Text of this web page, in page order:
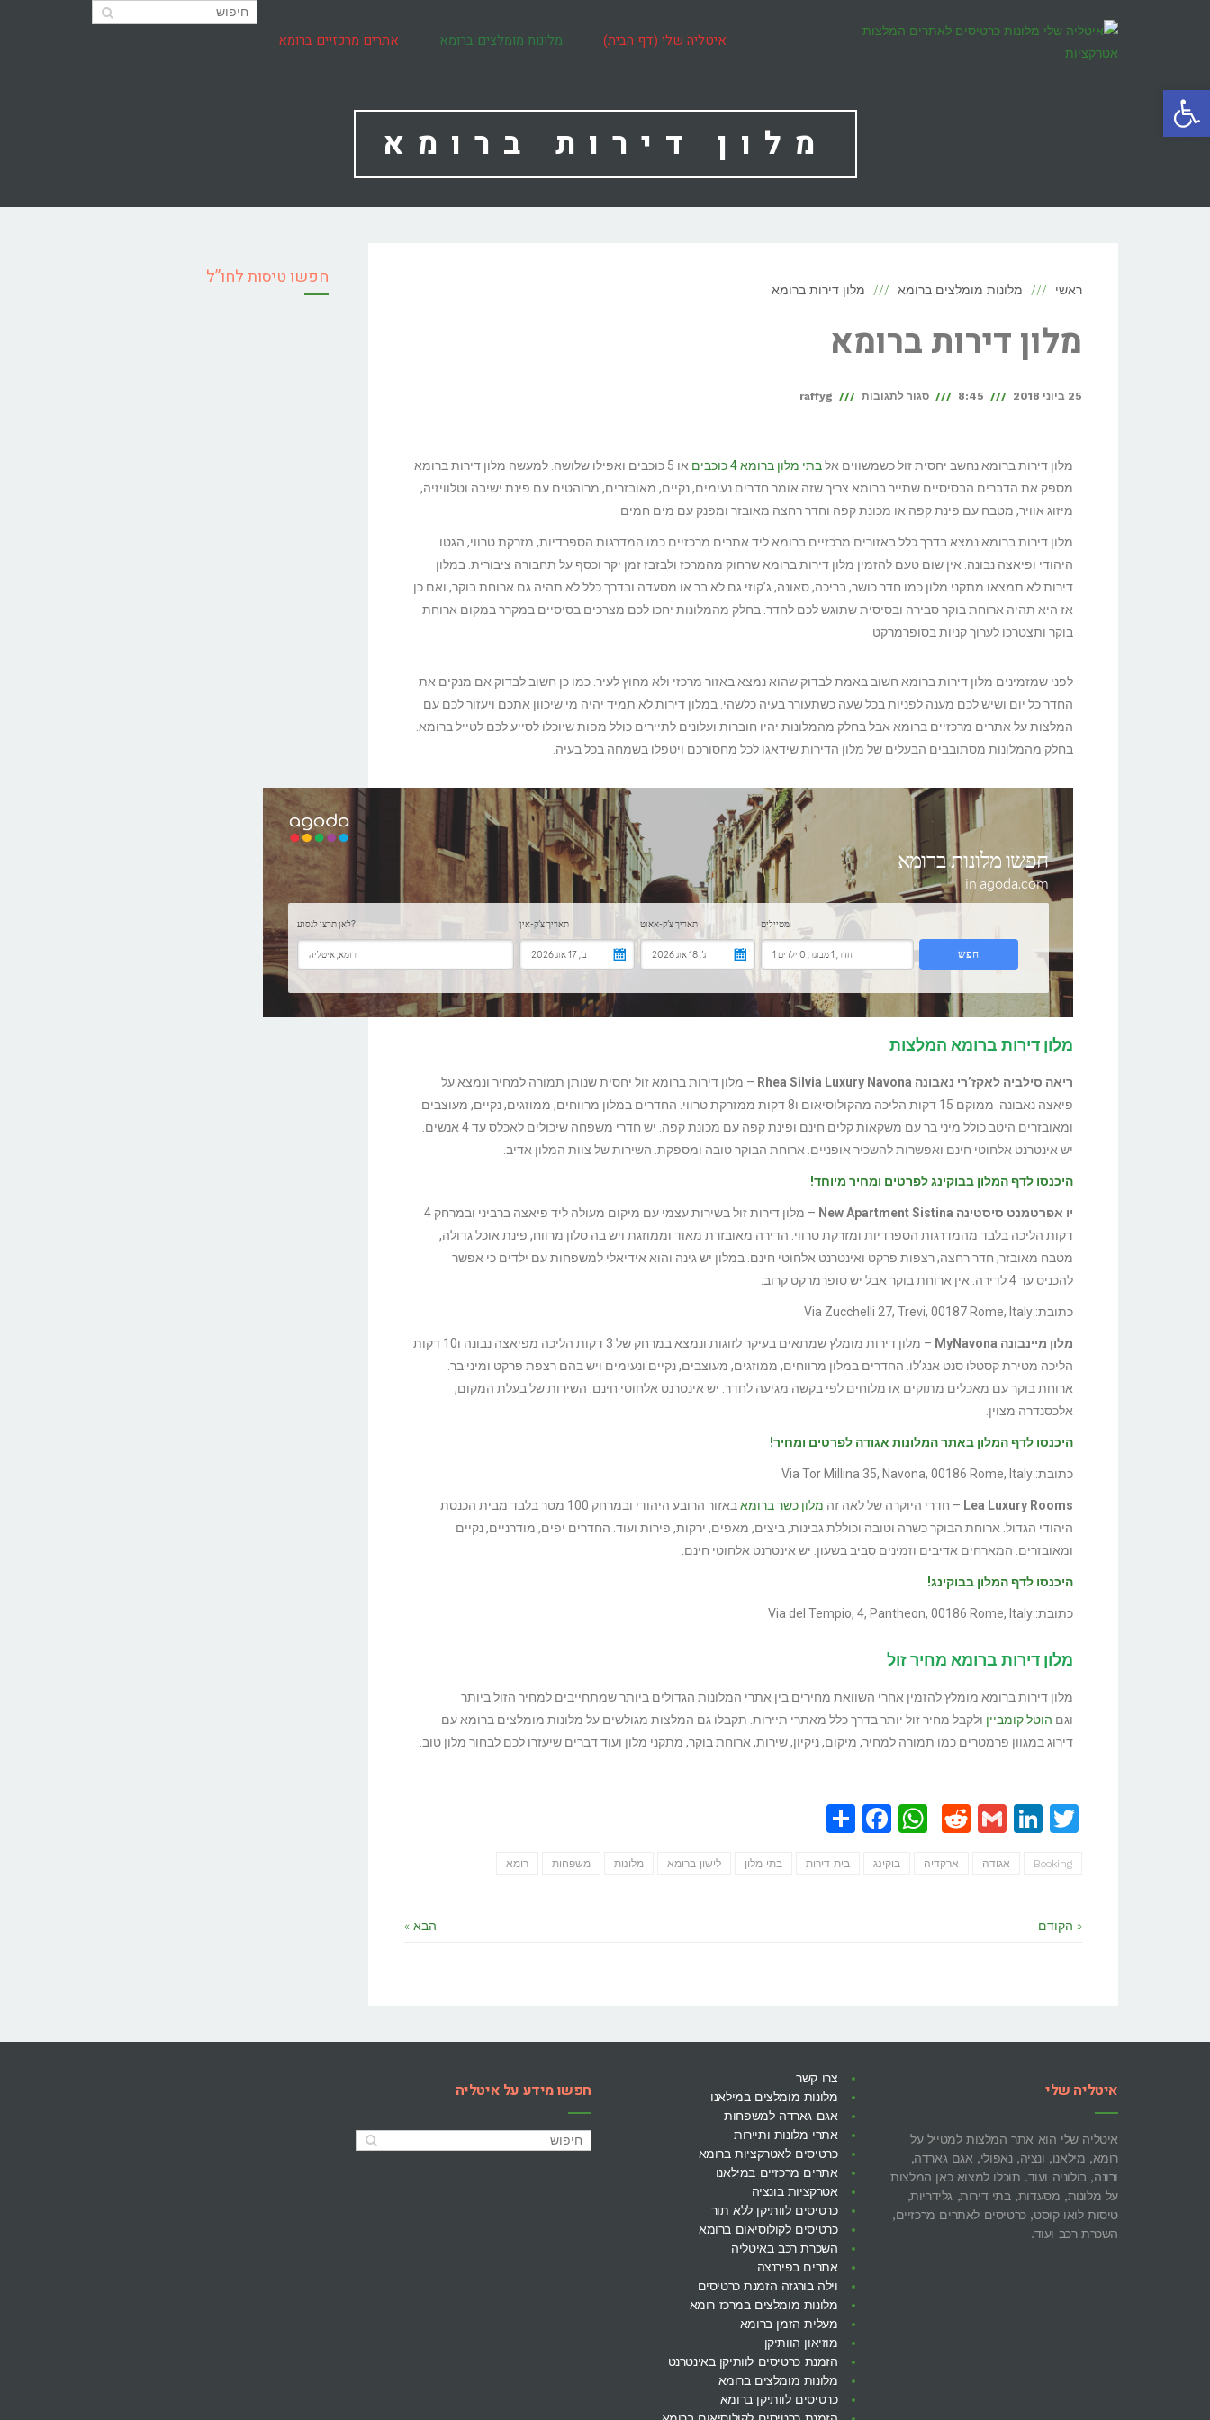
איטליה שלי (דף הבית) מלונות מומלצים ברומא אתרים מרכזיים ברומא
מלון דירות ברומא
ראשי מלונות מומלצים ברומא מלון דירות ברומא
מלון דירות ברומא
25 ביוני 2018 8:45 סגור לתגובות raffyg
מלון דירות ברומא נחשב יחסית זול כשמשווים אלבתי מלון ברומא 4 כוכבים
או 5 כוכבים ואפילו שלושה. למעשה מלון דירות ברומא
מספק את הדברים הבסיסיים שתייר ברומא צריך שזה אומר חדרים נעימים, נקיים, מאובזרים, מרוהטים עם פינת ישיבה וטלוויזיה,
מיזוג אוויר, מטבח עם פינת קפה או מכונת קפה וחדר רחצה מאובזר ומפנק עם מים חמים.
מלון דירות ברומא נמצא בדרך כלל באזורים מרכזיים ברומא ליד אתרים מרכזיים כמו המדרגות הספרדיות, מזרקת טרווי, הגטו
היהודי ופיאצה נבונה. אין שום טעם להזמין מלון דירות ברומא שרחוק מהמרכז ולבזבז זמן יקר וכסף על תחבורה ציבורית. במלון
דירות לא תמצאו מתקני מלון כמו חדר כושר, בריכה, סאונה, ג’קוזי גם לא בר או מסעדה ובדרך כלל לא תהיה גם ארוחת בוקר, ואם כן
אז היא תהיה ארוחת בוקר סבירה ובסיסית שתוגש לכם לחדר. בחלק מהמלונות יחכו לכם מצרכים בסיסיים במקרר במקום ארוחת
בוקר ותצטרכו לערוך קניות בסופרמרקט.
לפני שמזמינים מלון דירות ברומא חשוב באמת לבדוק שהוא נמצא באזור מרכזי ולא מחוץ לעיר. כמו כן חשוב לבדוק אם מנקים את
החדר כל יום ושיש לכם מענה לפניות בכל שעה כשתעורר בעיה כלשהי. במלון דירות לא תמיד יהיה מי שיכוון אתכם ויעזור לכם עם
המלצות על אתרים מרכזיים ברומא אבל בחלק מהמלונות יהיו חוברות ועלונים לתיירים כולל מפות שיוכלו לסייע לכם לטייל ברומא.
בחלק מהמלונות מסתובבים הבעלים של מלון הדירות שידאגו לכל מחסורכם ויטפלו בשמחה בכל בעיה.
מלון דירות ברומא המלצות
ריאה סילביה לאקז’רי נאבונה Rhea Silvia Luxury Navona
– מלון דירות ברומא זול יחסית שנותן תמורה למחיר ונמצא על
פיאצה נאבונה. ממוקם 15 דקות הליכה מהקולוסיאום ו8 דקות ממזרקת טרווי. החדרים במלון מרווחים, ממוזגים, נקיים, מעוצבים
ומאובזרים היטב כולל מיני בר עם משקאות קלים חינם ופינת קפה עם מכונת קפה. יש חדרי משפחה שיכולים לאכלס עד 4 אנשים.
יש אינטרנט אלחוטי חינם ואפשרות להשכיר אופניים. ארוחת הבוקר טובה ומספקת. השירות של צוות המלון אדיב.
היכנסו לדף המלון בבוקינג לפרטים ומחיר מיוחד!
יו אפרטמנט סיסטינה New Apartment Sistina
– מלון דירות זול בשירות עצמי עם מיקום מעולה ליד פיאצה ברביני ובמרחק 4
דקות הליכה בלבד מהמדרגות הספרדיות ומזרקת טרווי. הדירה מאובזרת מאוד וממוזגת ויש בה סלון מרווח, פינת אוכל גדולה,
מטבח מאובזר, חדר רחצה, רצפות פרקט ואינטרנט אלחוטי חינם. במלון יש גינה והוא אידיאלי למשפחות עם ילדים כי אפשר
להכניס עד 4 לדירה. אין ארוחת בוקר אבל יש סופרמרקט קרוב.
כתובת: Via Zucchelli 27, Trevi, 00187 Rome, Italy
מלון מיינבונה MyNavona
– מלון דירות מומלץ שמתאים בעיקר לזוגות ונמצא במרחק של 3 דקות הליכה מפיאצה נבונה ו10 דקות
הליכה מטירת קסטלו סנט אנג’לו. החדרים במלון מרווחים, ממוזגים, מעוצבים, נקיים ונעימים ויש בהם רצפת פרקט ומיני בר.
ארוחת בוקר עם מאכלים מתוקים או מלוחים לפי בקשה מגיעה לחדר. יש אינטרנט אלחוטי חינם. השירות של בעלת המקום,
אלכסנדרה מצוין.
היכנסו לדף המלון באתר המלונות אגודה לפרטים ומחיר!
כתובת: Via Tor Millina 35, Navona, 00186 Rome, Italy
Lea Luxury Rooms – חדרי היוקרה של לאה זה מלון כשר ברומא
באזור הרובע היהודי ובמרחק 100 מטר בלבד מבית הכנסת
היהודי הגדול. ארוחת הבוקר כשרה וטובה וכוללת גבינות, ביצים, מאפים, ירקות, פירות ועוד. החדרים יפים, מודרניים, נקיים
ומאובזרים. המארחים אדיבים וזמינים סביב בשעון. יש אינטרנט אלחוטי חינם.
היכנסו לדף המלון בבוקינג!
כתובת: Via del Tempio, 4, Pantheon, 00186 Rome, Italy
מלון דירות ברומא מחיר זול
מלון דירות ברומא מומלץ להזמין אחרי השוואת מחירים בין אתרי המלונות הגדולים ביותר שמתחייבים למחיר הזול ביותר
וגם הוטל קומביין ולקבל מחיר זול יותר בדרך כלל מאתרי תיירות. תקבלו גם המלצות מגולשים על מלונות מומלצים ברומא עם
דירוג במגוון פרמטרים כמו תמורה למחיר, מיקום, ניקיון, שירות, ארוחת בוקר, מתקני מלון ועוד דברים שיעזרו לכם לבחור מלון טוב.
Twitter
LinkedIn
Gmail
Reddit
WhatsApp
Facebook
Booking אגודה ארקדיה בוקינג בית דירות בתי מלון לישון ברומא מלונות משפחות רומא
« הקודם הבא »
חפשו טיסות לחו”ל
איטליה שלי
איטליה שלי הוא אתר המלצות למטייל על
רומא, מילאנו, ונציה, נאפולי, אגם גארדה,
ורונה, בולוניה ועוד. תוכלו למצוא כאן המלצות
על מלונות, מסעדות, בתי דירות, גלידריות,
טיסות לואו קוסט, כרטיסים לאתרים מרכזיים,
השכרת רכב ועוד.
צרו קשר
מלונות מומלצים במילאנו
אגם גארדה למשפחות
אתרי מלונות ותיירות
כרטיסים לאטרקציות ברומא
אתרים מרכזיים במילאנו
אטרקציות בונציה
כרטיסים לוותיקן ללא תור
כרטיסים לקולוסיאום ברומא
השכרת רכב באיטליה
אתרים בפירנצה
וילה בורגזה הזמנת כרטיסים
מלונות מומלצים במרכז רומא
מעלית הזמן ברומא
מוזיאון הוותיקן
הזמנת כרטיסים לוותיקן באינטרנט
מלונות מומלצים ברומא
כרטיסים לוותיקן ברומא
חפשו מידע על איטליה
פתח סרגל נגישות